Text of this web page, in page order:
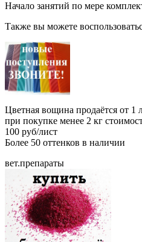
Начало занятий по мере
Также вы можете
Цветная вощина продаётся от 1
при покупке менее 2 кг
100 руб/лист
Более 50 оттенков в наличии
вет.препараты